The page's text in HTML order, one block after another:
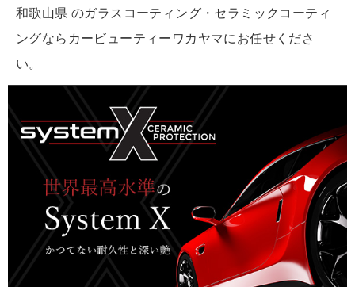
和歌山県 のガラスコーティング・セラミックコーティ
ングならカービューティーワカヤマにお任せくださ
い。